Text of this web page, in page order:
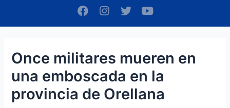
F
a
c
o
k
I
n
s
g
a
m
T
w
i
e
Y
o
u
b
e
Once militares mueren en
una emboscada en la
provincia de Orellana